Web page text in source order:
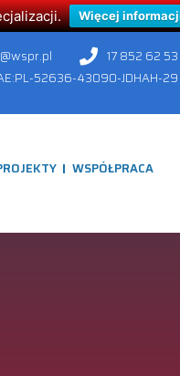
Więcej
17 852 62 53
52636-43090-JDHAH-29
WSPÓŁPRACA